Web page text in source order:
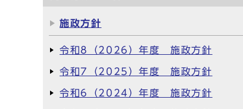
施政方針
令和8（2026）年度 施政方針
令和7（2025）年度 施政方針
令和6（2024）年度 施政方針